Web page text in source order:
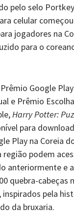
pelo selo
celular
jogadores na
para o
Google
e Prêmio
Harry Potter:
para
Play na Coreia
região podem
anteriormente e
quebra-cabeças
inspirados pela
da bruxaria.